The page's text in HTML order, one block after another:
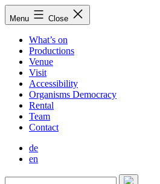
Skip
toMenu Close
What’s on
Productions
Venue
Visit
Accessibility
Organisms Democracy
Rental
Team
Contact
de
en